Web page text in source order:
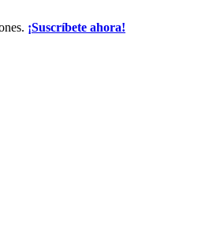
¡Suscríbete ahora!